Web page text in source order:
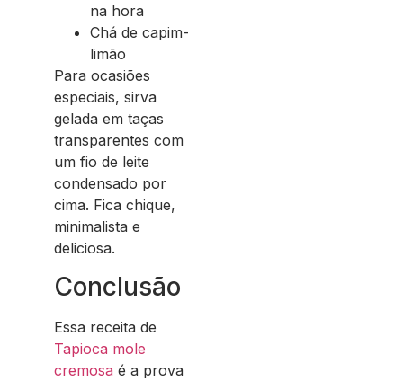
na hora
Chá de capim-
limão
Para ocasiões
especiais, sirva
gelada em taças
transparentes com
um fio de leite
condensado por
cima. Fica chique,
minimalista e
deliciosa.
Conclusão
Essa receita de
Tapioca mole
cremosa é a prova